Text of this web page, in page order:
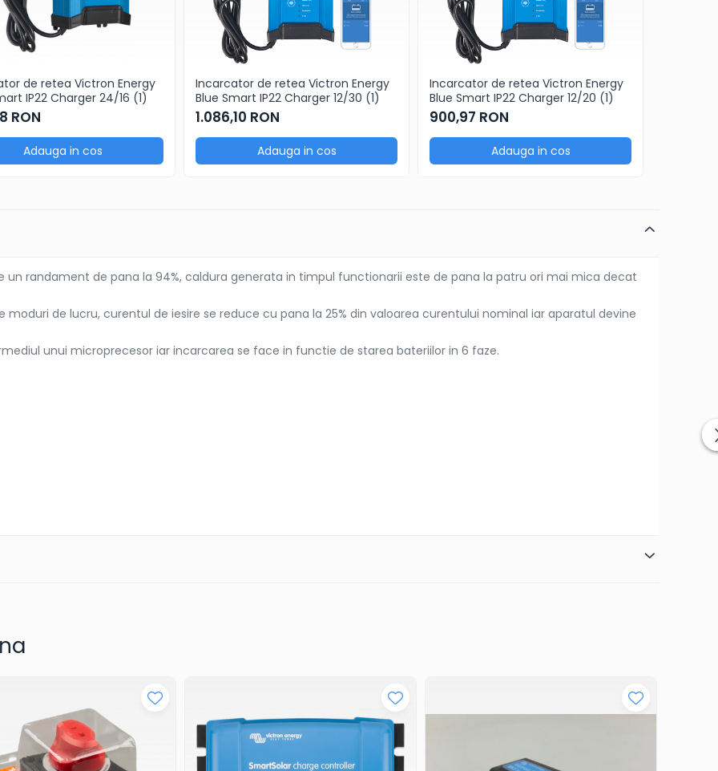
de retea Victron Energy
IP22 Charger 24/16 (1)
RON
Adauga in cos
Incarcator de retea Victron Energy
Blue Smart IP22 Charger 12/30 (1)
1.086,10 RON
Adauga in cos
Incarcator de retea Victron Energy
Blue Smart IP22 Charger 12/20 (1)
900,97 RON
Adauga in cos
un randament de pana la 94%, caldura generata in timpul functionarii este de pana la patru ori mai mica decat
moduri de lucru, curentul de iesire se reduce cu pana la 25% din valoarea curentului nominal iar aparatul devine
unui microprecesor iar incarcarea se face in functie de starea bateriilor in 6 faze.